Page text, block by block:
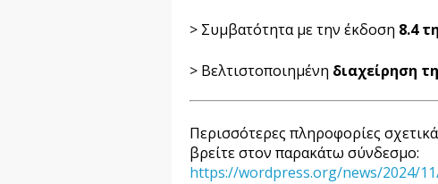
> Συμβατότητα με την έκδοση 8.4
> Βελτιστοποιημένη διαχείρηση
Περισσότερες πληροφορίες
βρείτε στον παρακάτω σύνδεσμο:
https://wordpress.org/news/2024/